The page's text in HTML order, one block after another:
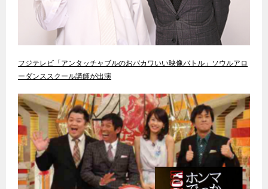
フジテレビ「アンタッチャブルのおバカワいい映像バトル」ソウルアロ
ーダンススクール講師が出演